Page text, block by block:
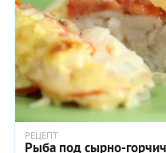
РЕЦЕПТ
Рыба под сырно-